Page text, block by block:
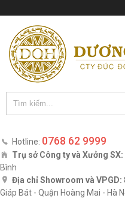
Hotline: 0768 62 9999
Trụ sở Công ty và Xưởng SX:
Bình
Địa chỉ Showroom và VPGD:
Giáp Bát - Quận Hoàng Mai - Hà